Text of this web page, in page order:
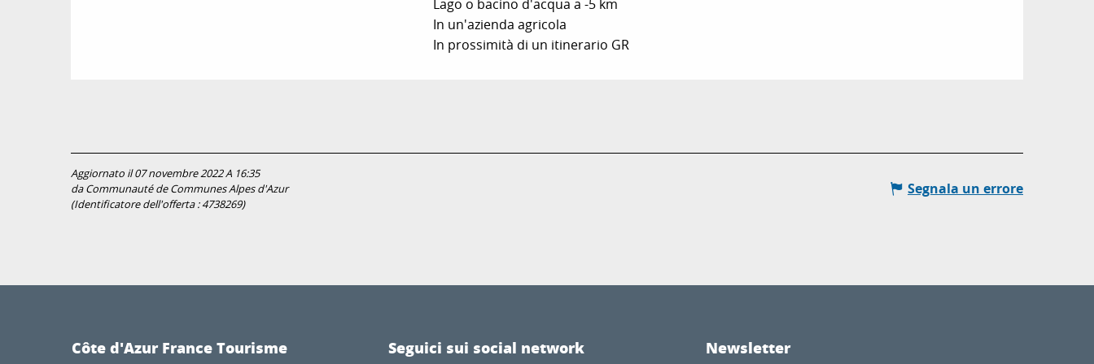
Lago o bacino d'acqua a -5 km
In un'azienda agricola
In prossimità di un itinerario GR
Aggiornato il 07 novembre 2022 A 16:35
da Communauté de Communes Alpes d'Azur
(Identificatore dell'offerta :4738269)
Segnala un errore
Côte d'Azur France Tourisme Seguici sui social network Newsletter